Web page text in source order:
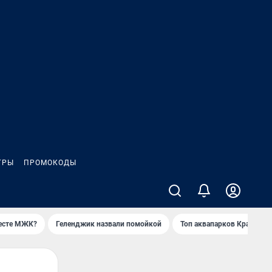
ПРОМОКОДЫ
МЖК? Геленджик назвали помойкой Топ аквапарков